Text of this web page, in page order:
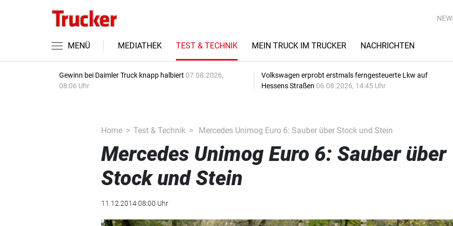
MENÜ MEDIATHEK TEST & TECHNIK MEIN TRUCK IM TRUCKER NACHRICHTEN
Gewinn bei Daimler Truck knapp halbiert 07.08.2026,
08:06 Uhr
Volkswagen erprobt erstmals ferngesteuerte Lkw auf
Hessens Straßen 06.08.2026, 14:45 Uhr
Home Test & Technik Mercedes Unimog Euro 6: Sauber über Stock und Stein
Mercedes Unimog Euro 6: Sauber über
Stock und Stein
11.12.2014 08:00 Uhr